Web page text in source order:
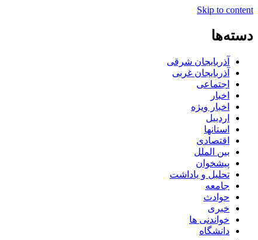
Skip to content
دسته‌ها
آذربایجان شرقی
آذربایجان غربی
اجتماعی
اخبار
اخبار ویژه
اردبیل
استانها
اقتصادی
بین الملل
پیشخوان
تحلیل و یاداشت
جامعه
حوادث
خبری
خواندنی ها
دانشگاه